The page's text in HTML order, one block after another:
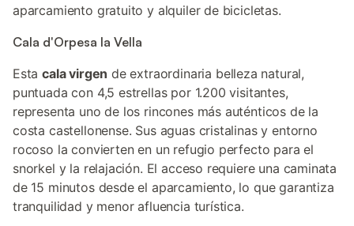
aparcamiento gratuito y alquiler de bicicletas.
Cala d'Orpesa la Vella
Estacala virgen de extraordinaria belleza natural,
puntuada con 4,5 estrellas por 1.200 visitantes,
representa uno de los rincones más auténticos de la
costa castellonense. Sus aguas cristalinas y entorno
rocoso la convierten en un refugio perfecto para el
snorkel y la relajación. El acceso requiere una caminata
de 15 minutos desde el aparcamiento, lo que garantiza
tranquilidad y menor afluencia turística.